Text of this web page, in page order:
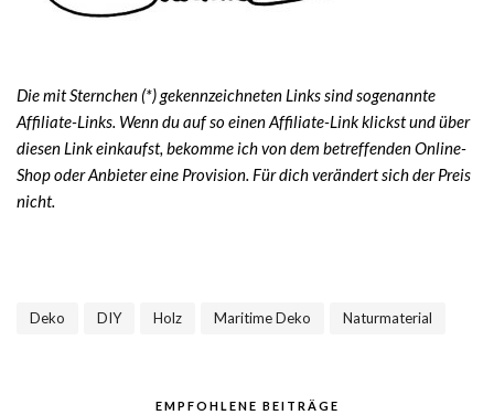
Die mit Sternchen (*) gekennzeichneten Links sind sogenannte
Affiliate-Links. Wenn du auf so einen Affiliate-Link klickst und über
diesen Link einkaufst, bekomme ich von dem betreffenden Online-
Shop oder Anbieter eine Provision. Für dich verändert sich der Preis
nicht.
Deko DIY Holz Maritime Deko Naturmaterial
EMPFOHLENE BEITRÄGE